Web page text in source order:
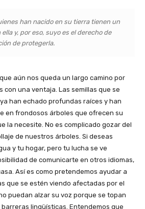
han nacido en su tierra tienen un
y, por eso, suyo es el derecho de
de protegerla.
aún nos queda un largo camino por
con una ventaja. Las semillas que se
han echado profundas raíces y han
en frondosos árboles que ofrecen su
la necesite. No es complicado gozar del
de nuestros árboles. Si deseas
y tu hogar, pero tu lucha se ve
de comunicarte en otros idiomas,
Así es como pretendemos ayudar a
que se estén viendo afectadas por el
puedan alzar su voz porque se topan
lingüísticas. Entendemos que